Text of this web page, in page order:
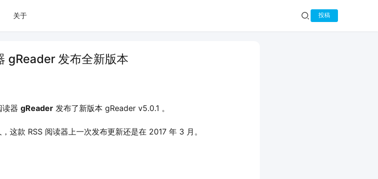
关于 投稿
gReader 发布全新版本
读器 gReader 发布了新版本 gReader v5.0.1 。
这款 RSS 阅读器上一次发布更新还是在 2017 年 3 月。